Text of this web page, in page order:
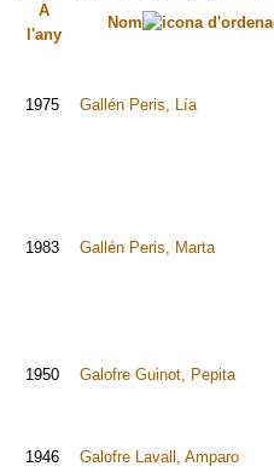
A
l'any
Nom
1975 Gallén Peris, Lía
1983 Gallén Peris, Marta
1950 Galofre Guinot, Pepita
1946 Galofre Lavall, Amparo